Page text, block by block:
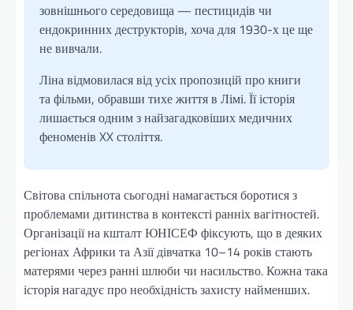
зовнішнього середовища — пестицидів чи
ендокринних деструкторів, хоча для 1930-х це ще
не вивчали.
Ліна відмовилася від усіх пропозицій про книги
та фільми, обравши тихе життя в Лімі. Її історія
лишається одним з найзагадковіших медичних
феноменів XX століття.
Світова спільнота сьогодні намагається боротися з
проблемами дитинства в контексті ранніх вагітностей.
Організації на кшталт ЮНІСЕФ фіксують, що в деяких
регіонах Африки та Азії дівчатка 10–14 років стають
матерями через ранні шлюби чи насильство. Кожна така
історія нагадує про необхідність захисту найменших.